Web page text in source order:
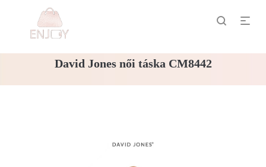
David Jones női táska CM8442